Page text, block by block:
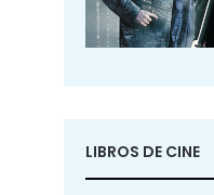
LIBROS DE CINE